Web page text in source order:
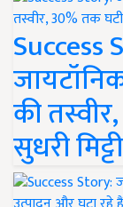
की
सुधरी